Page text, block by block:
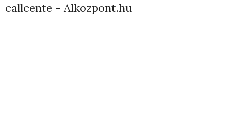
callcente - Alkozpont.hu